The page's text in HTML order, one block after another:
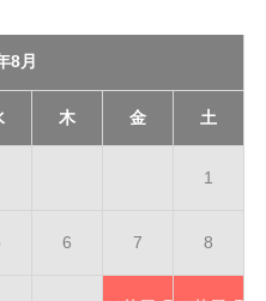
8月
木 金 土
1
6 7 8